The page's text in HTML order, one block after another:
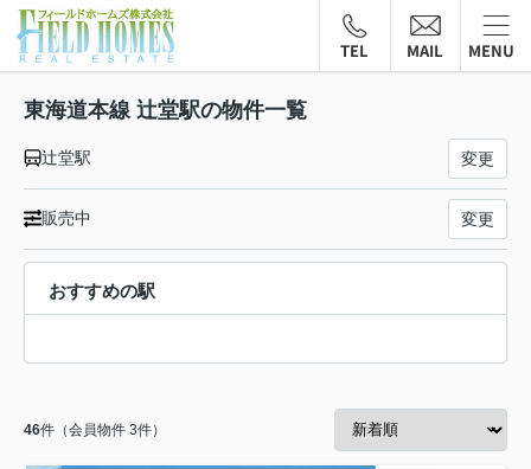
TEL MAIL MENU
東海道本線 辻堂駅の物件一覧
辻堂駅 変更
販売中 変更
おすすめの駅
46件（会員物件 3件）